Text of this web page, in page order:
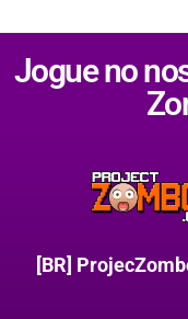
Jogue no
[BR]